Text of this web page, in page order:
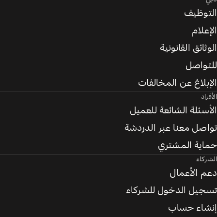
التوظيف
الإعلام
الوثائق القانونية
للتواصل
الإبلاغ عن المخالفات
الأفراد
الأسئلة الشائعة للعميل
تواصل معنا عبر الدردشة
حماية المشتري
الشركاء
دعم الأعمال
تسجيل الدخول للشركاء
إنشاء حساب